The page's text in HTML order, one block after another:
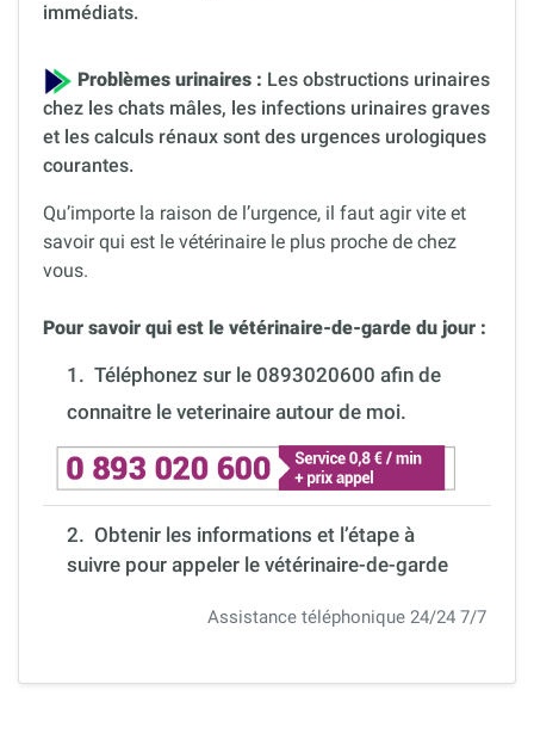
immédiats.
Problèmes urinaires : Les obstructions urinaires
chez les chats mâles, les infections urinaires graves
et les calculs rénaux sont des urgences urologiques
courantes.
Qu’importe la raison de l’urgence, il faut agir vite et
savoir qui est le vétérinaire le plus proche de chez
vous.
Pour savoir qui est le vétérinaire-de-garde du jour :
1. Téléphonez sur le 0893020600 afin de
connaitre le veterinaire autour de moi.
2. Obtenir les informations et l’étape à
suivre pour appeler le vétérinaire-de-garde
Assistance téléphonique 24/24 7/7